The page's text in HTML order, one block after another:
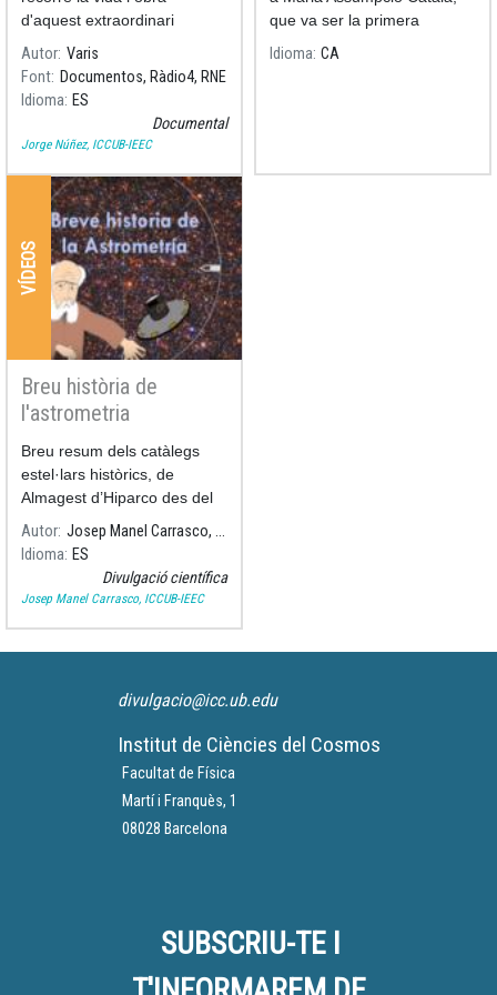
d'aquest extraordinari
astrònom amb l'ajuda dels
professors d'Història de la
Ciència, Antoni Roca-Rosell i
Pedro Ruiz-Castell. Intervé
també l'actual director de
catedràtic de Física Quàntica
i Astrofísica, Jorge Núñez.
Autor Varis
Font Documentos, Ràdio4, RNE
Idioma ES
Documental
Jorge Núñez, ICCUB-IEEC
que va ser la primera
professora numerària
Idioma CA
VÍDEOS
Breu història de
l'astrometria
Breu resum dels catàlegs
estel·lars històrics, de
Almagest d’Hiparco des del
catàleg d’estrelles de milions
de milions de Gaia de l’ESA.
Autor
Josep Manel Carrasco, ICCUB-IEEC
Idioma ES
Divulgació científica
Josep Manel Carrasco, ICCUB-IEEC
divulgacio@icc.ub.edu
Institut de Ciències del Cosmos
Facultat de Física
Martí i Franquès, 1
08028 Barcelona
SUBSCRIU-TE I